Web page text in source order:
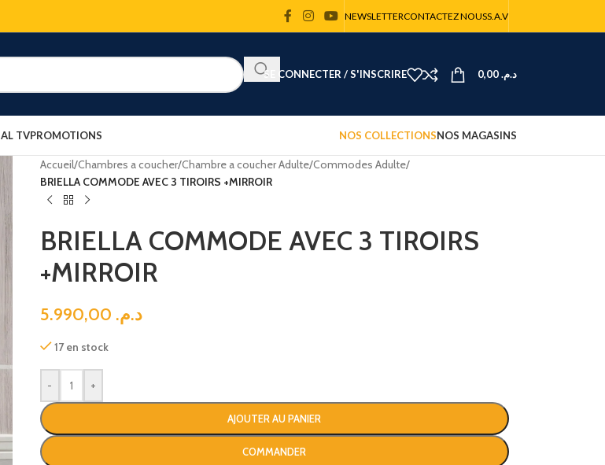
NEWSLETTERCONTACTEZ NOUSS.A.V
SE CONNECTER / S'INSCRIRE د.م.
TVPROMOTIONS NOS COLLECTIONSNOS MAGASINS
Accueil/Chambres a coucher/Chambre a coucher Adulte/Commodes Adulte/
BRIELLA COMMODE AVEC 3 TIROIRS +MIRROIR
BRIELLA COMMODE AVEC 3 TIROIRS
+MIRROIR
د.م.
17 en stock
- +
AJOUTER AU PANIER
COMMANDER